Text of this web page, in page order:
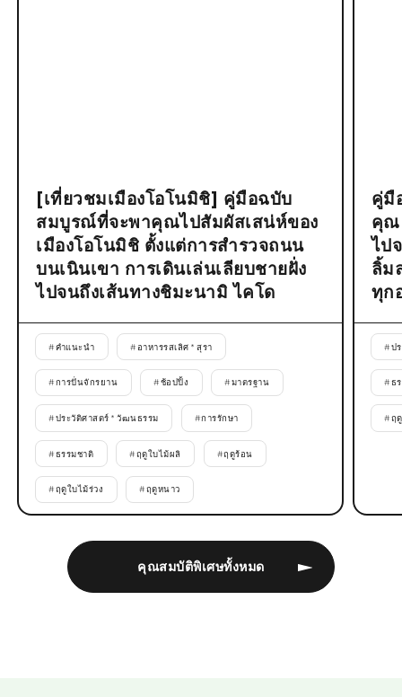
คุณสมบัติพิเศษทั้งหมด
[เที่ยวชมเมืองโอโนมิชิ] คู่มือฉบับ
สมบูรณ์ที่จะพาคุณไปสัมผัสเสน่ห์ของ
เมืองโอโนมิชิ ตั้งแต่การสำรวจถนน
บนเนินเขา การเดินเล่นเลียบชายฝั่ง
ไปจนถึงเส้นทางชิมะนามิ ไคโด
#คำแนะนำ # อาหารรสเลิศ * สุรา
#การปั่นจักรยาน #ช้อปปิ้ง #มาตรฐาน
#ประวัติศาสตร์ * วัฒนธรรม #การรักษา
#ธรรมชาติ #ฤดูใบไม้ผลิ #ฤดูร้อน
#ฤดูใบไม้ร่วง #ฤดูหนาว
คู่มื
คุณ
ไป
ลิ้ม
ทุก
#ป
#ธ
#ฤ